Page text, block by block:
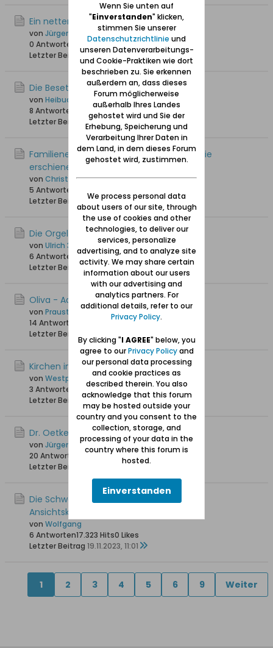
Ein netter Videorundgang durch Oliwa
von Jürgen_W
0 Antworten
4.147 Hits0 Likes
Letzter Beitrag 22.04.2025, 14:11
Die Besetzung Oliva´s durch die Russen
von Heibuder
8 Antworten
16.858 Hits0 Likes
Letzter Beitrag
22.04.2025, 13:15
Familienerinnerungen aus Oliva: Biographie
erschienen
von Christiane D
5 Antworten
Letzter Beitrag
17.04.2025, 16:55
Die Orgel(n) der Kathedrale von Oliva
von Ulrich 31
6 Antworten
15.262 Hits0 Likes
Letzter Beitrag30.07.2024, 11:27
Oliva - Adolf-Hitler-Strasse
von Praust
14 Antworten
24.757 Hits0 Likes
Letzter Beitrag
Kirchen in Oliva
von Westpreusse
3 Antworten
2.796 Hits0 Likes
Letzter Beitrag29.12.2023, 15:51
Dr. Oetker Werk in Danzig-Oliva
von Jürgen_W
20 Antworten
11.601 Hits 0 Likes
Letzter Beitrag
03.12.2023, 14:03
Die Schweizerei Schwabental auf alten
Ansichtskarten
von Wolfgang
6 Antworten17.323 Hits0 Likes
Letzter Beitrag 19.11.2023, 11:01
1 2 3 4 5 6 9 Weiter
Wenn Sie unten auf
"Einverstanden" klicken,
stimmen Sie unserer
Datenschutzrichtlinie und
unseren Datenverarbeitungs-
und Cookie-Praktiken wie dort
beschrieben zu. Sie erkennen
außerdem an, dass dieses
Forum möglicherweise
außerhalb Ihres Landes
gehostet wird und Sie der
Erhebung, Speicherung und
Verarbeitung Ihrer Daten in
dem Land, in dem dieses Forum
gehostet wird, zustimmen.
We process personal data
about users of our site, through
the use of cookies and other
technologies, to deliver our
services, personalize
advertising, and to analyze site
activity. We may share certain
information about our users
with our advertising and
analytics partners. For
additional details, refer to our
Privacy Policy.
By clicking "I AGREE" below, you
agree to ourPrivacy Policyand
our personal data processing
and cookie practices as
described therein. You also
acknowledge that this forum
may be hosted outside your
country and you consent to the
collection, storage, and
processing of your data in the
country where this forum is
hosted.
Einverstanden